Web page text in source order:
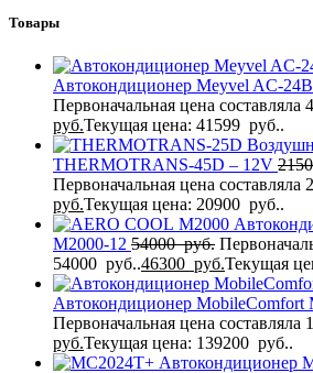
Товары
Автокондиционер Meyvel AC-
Первоначальная цена составляла
руб.Текущая цена: 41599 руб..
THERMOTRANS-45D – 12V
Первоначальная цена составляла
руб.Текущая цена: 20900 руб..
M2000-12 54000руб.
54000 руб..46300 руб.Текущая
Автокондиционер MobileComfort
Первоначальная цена составляла
руб.Текущая цена: 139200 руб..
Автокондиционер